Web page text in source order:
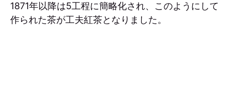
1871年以降は5工程に簡略化され、このようにして
作られた茶が工夫紅茶となりました。